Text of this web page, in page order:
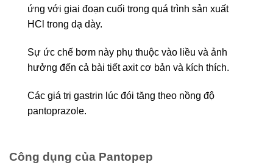
ứng với giai đoạn cuối trong quá trình sản xuất
HCl trong dạ dày.
Sự ức chế bơm này phụ thuộc vào liều và ảnh
hưởng đến cả bài tiết axit cơ bản và kích thích.
Các giá trị gastrin lúc đói tăng theo nồng độ
pantoprazole.
Công dụng của Pantopep